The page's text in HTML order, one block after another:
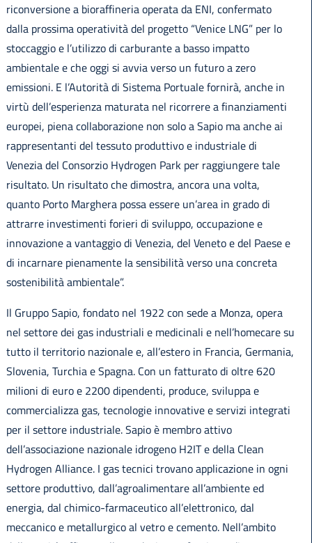
riconversione a bioraffineria operata da ENI, confermato
dalla prossima operatività del progetto “Venice LNG” per lo
stoccaggio e l’utilizzo di carburante a basso impatto
ambientale e che oggi si avvia verso un futuro a zero
emissioni. E l’Autorità di Sistema Portuale fornirà, anche in
virtù dell’esperienza maturata nel ricorrere a finanziamenti
europei, piena collaborazione non solo a Sapio ma anche ai
rappresentanti del tessuto produttivo e industriale di
Venezia del Consorzio Hydrogen Park per raggiungere tale
risultato. Un risultato che dimostra, ancora una volta,
quanto Porto Marghera possa essere un’area in grado di
attrarre investimenti forieri di sviluppo, occupazione e
innovazione a vantaggio di Venezia, del Veneto e del Paese e
di incarnare pienamente la sensibilità verso una concreta
sostenibilità ambientale”.
Il Gruppo Sapio, fondato nel 1922 con sede a Monza, opera
nel settore dei gas industriali e medicinali e nell’homecare su
tutto il territorio nazionale e, all’estero in Francia, Germania,
Slovenia, Turchia e Spagna. Con un fatturato di oltre 620
milioni di euro e 2200 dipendenti, produce, sviluppa e
commercializza gas, tecnologie innovative e servizi integrati
per il settore industriale. Sapio è membro attivo
dell’associazione nazionale idrogeno H2IT e della Clean
Hydrogen Alliance. I gas tecnici trovano applicazione in ogni
settore produttivo, dall’agroalimentare all’ambiente ed
energia, dal chimico-farmaceutico all’elettronico, dal
meccanico e metallurgico al vetro e cemento. Nell’ambito